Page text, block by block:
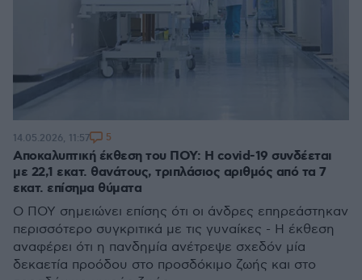
Αποκαλυπτική έκθεση του ΠΟΥ: Η covid-19 συνδέεται
με 22,1 εκατ. θανάτους, τριπλάσιος αριθμός από τα 7
εκατ. επίσημα θύματα
Ο ΠΟΥ σημειώνει επίσης ότι οι άνδρες επηρεάστηκαν
περισσότερο συγκριτικά με τις γυναίκες - Η έκθεση
αναφέρει ότι η πανδημία ανέτρεψε σχεδόν μία
δεκαετία προόδου στο προσδόκιμο ζωής και στο
14.05.2026, 11:57 5